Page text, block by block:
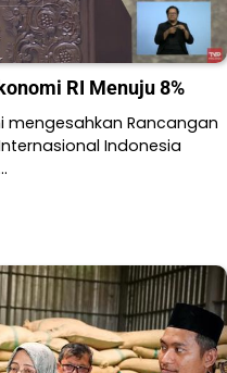
RI Menuju 8%
mengesahkan Rancangan
Indonesia